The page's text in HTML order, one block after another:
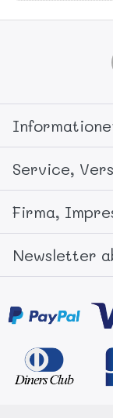
Service,
Firma,
Newsletter